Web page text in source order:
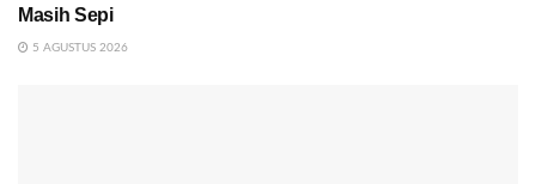
Masih Sepi
5 AGUSTUS 2026